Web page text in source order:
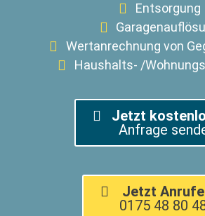
Entsorgung
Wertanrechnung von
Haushalts- /
Jetzt
Anfrage
Jetzt
0175 48 80